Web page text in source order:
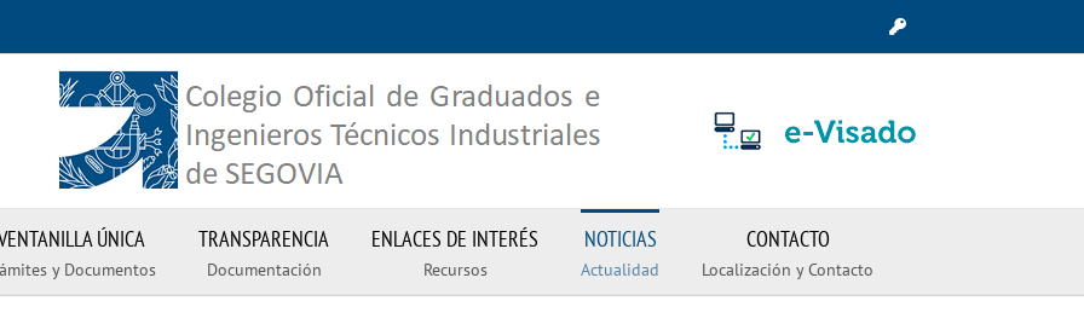
ÚNICA
y Documentos
TRANSPARENCIA
Documentación
ENLACES DE INTERÉS
Recursos
NOTICIAS
Actualidad
CONTACTO
Localización y Contacto